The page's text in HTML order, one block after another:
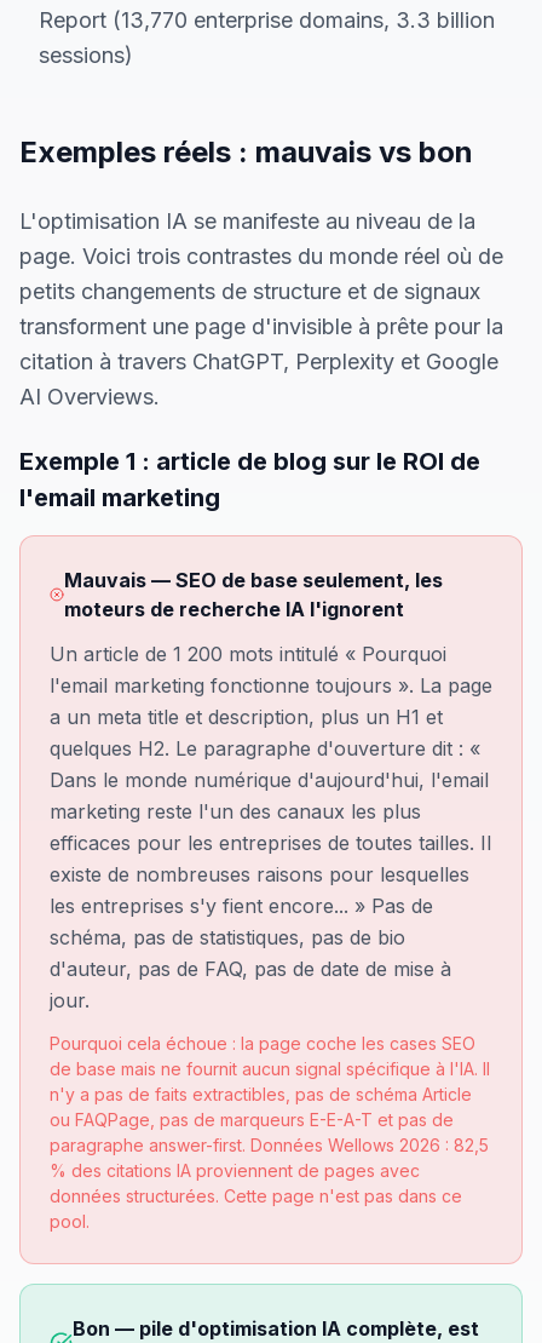
Report (13,770 enterprise domains, 3.3 billion
sessions)
Exemples réels : mauvais vs bon
L'optimisation IA se manifeste au niveau de la
page. Voici trois contrastes du monde réel où de
petits changements de structure et de signaux
transforment une page d'invisible à prête pour la
citation à travers ChatGPT, Perplexity et Google
AI Overviews.
Exemple 1 : article de blog sur le ROI de
l'email marketing
Mauvais — SEO de base seulement, les
moteurs de recherche IA l'ignorent
Un article de 1 200 mots intitulé « Pourquoi
l'email marketing fonctionne toujours ». La page
a un meta title et description, plus un H1 et
quelques H2. Le paragraphe d'ouverture dit : «
Dans le monde numérique d'aujourd'hui, l'email
marketing reste l'un des canaux les plus
efficaces pour les entreprises de toutes tailles. Il
existe de nombreuses raisons pour lesquelles
les entreprises s'y fient encore... » Pas de
schéma, pas de statistiques, pas de bio
d'auteur, pas de FAQ, pas de date de mise à
jour.
Pourquoi cela échoue : la page coche les cases SEO
de base mais ne fournit aucun signal spécifique à l'IA. Il
n'y a pas de faits extractibles, pas de schéma Article
ou FAQPage, pas de marqueurs E-E-A-T et pas de
paragraphe answer-first. Données Wellows 2026 : 82,5
% des citations IA proviennent de pages avec
données structurées. Cette page n'est pas dans ce
pool.
Bon — pile d'optimisation IA complète, est